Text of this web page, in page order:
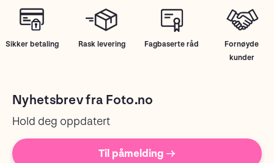
Sikker betaling Rask levering Fagbaserte råd
Fornøyde
kunder
Nyhetsbrev fra Foto.no
Hold deg oppdatert
Til påmelding →